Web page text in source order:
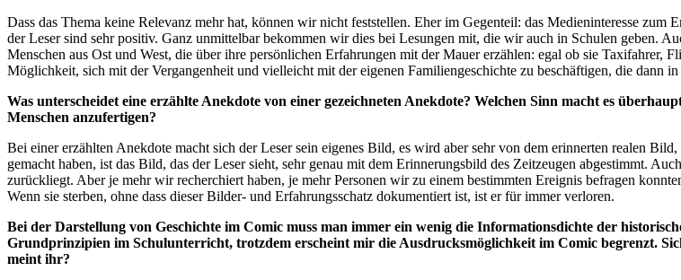
Dass das Thema keine Relevanz mehr hat, können wir nicht feststellen. Eher im Gegenteil: das Medieninteresse zum
der Leser sind sehr positiv. Ganz unmittelbar bekommen wir dies bei Lesungen mit, die wir auch in Schulen geben.
Menschen aus Ost und West, die über ihre persönlichen Erfahrungen mit der Mauer erzählen: egal ob sie Taxifahrer,
Möglichkeit, sich mit der Vergangenheit und vielleicht mit der eigenen Familiengeschichte zu beschäftigen, die dann
Was unterscheidet eine erzählte Anekdote von einer gezeichneten Anekdote? Welchen Sinn macht es
Menschen anzufertigen?
Bei einer erzählten Anekdote macht sich der Leser sein eigenes Bild, es wird aber sehr von dem erinnerten realen
gemacht haben, ist das Bild, das der Leser sieht, sehr genau mit dem Erinnerungsbild des Zeitzeugen abgestimmt.
zurückliegt. Aber je mehr wir recherchiert haben, je mehr Personen wir zu einem bestimmten Ereignis befragen
Wenn sie sterben, ohne dass dieser Bilder- und Erfahrungsschatz dokumentiert ist, ist er für immer verloren.
Bei der Darstellung von Geschichte im Comic muss man immer ein wenig die Informationsdichte der
Grundprinzipien im Schulunterricht, trotzdem erscheint mir die Ausdrucksmöglichkeit im Comic begrenzt.
meint ihr?